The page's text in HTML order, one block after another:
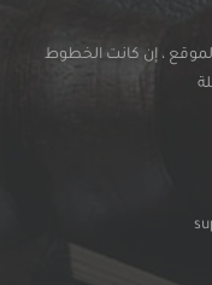
، إن كانت الخطوط